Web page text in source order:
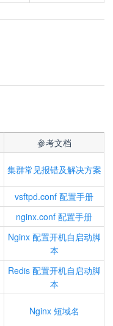
参考文档
集群常见报错及解决方案
vsftpd.conf 配置手册
nginx.conf 配置手册
Nginx 配置开机自启动脚
本
Redis 配置开机自启动脚
本
Nginx 短域名